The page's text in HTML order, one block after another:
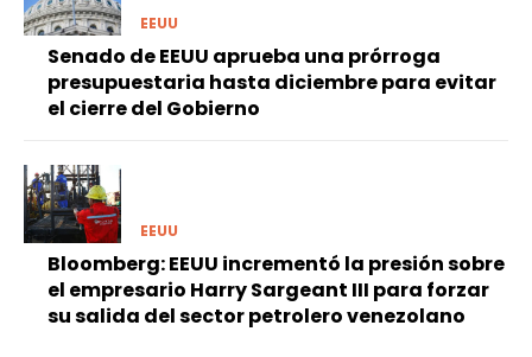
EEUU
Senado de EEUU aprueba una prórroga
presupuestaria hasta diciembre para evitar
el cierre del Gobierno
EEUU
Bloomberg: EEUU incrementó la presión sobre
el empresario Harry Sargeant III para forzar
su salida del sector petrolero venezolano